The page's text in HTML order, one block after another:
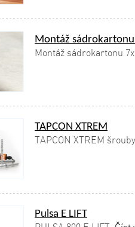
Montáž
Montáž sádrokartonu
TAPCON XTREM
TAPCON XTREM
Pulsa E LIFT